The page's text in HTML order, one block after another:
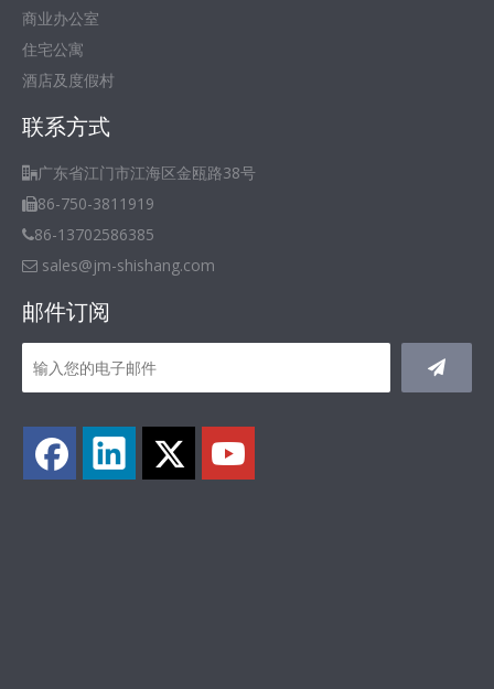
商业办公室
住宅公寓
酒店及度假村
联系方式
广东省江门市江海区金瓯路38号
86-750-3811919
86-13702586385
 sales@jm-shishang.com
邮件订阅